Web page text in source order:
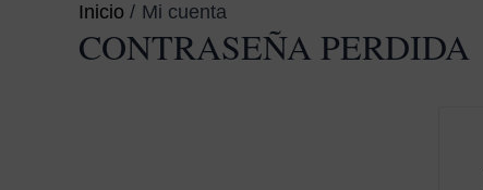
Inicio Mi cuenta
CONTRASEÑA PERDIDA